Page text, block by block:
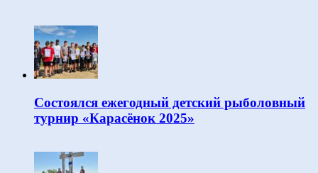
Состоялся ежегодный детский рыболовный
турнир «Карасёнок 2025»